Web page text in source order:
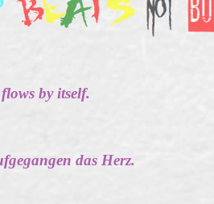
by itself.
das Herz.